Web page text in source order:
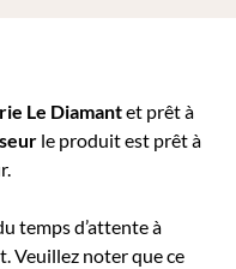
Le Diamantet prêt à
le produit est prêt à
temps d’attente à
Veuillez noter que ce